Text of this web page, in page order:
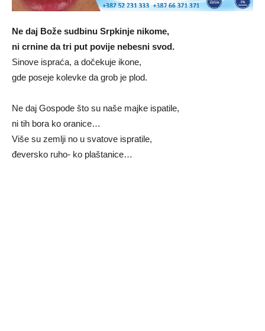
Ne daj Bože sudbinu Srpkinje nikome,
ni crnine da tri put povije nebesni svod.
Sinove ispraća, a dočekuje ikone,
gde poseje kolevke da grob je plod.
Ne daj Gospode što su naše majke ispatile,
ni tih bora ko oranice…
Više su zemlji no u svatove ispratile,
đeversko ruho- ko plaštanice…